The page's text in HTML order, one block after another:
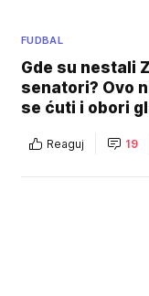
FUDBAL
Gde su nestali
senatori? Ovo
se ćuti i obori
Reaguj 19